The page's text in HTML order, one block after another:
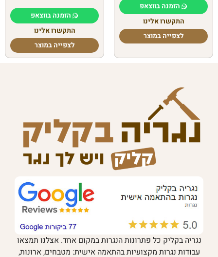
הזמנה בווצאפ
התקשרו אלינו
לצפייה במוצר
הזמנה בווצאפ
התקשרו אלינו
לצפייה במוצר
נגריה בקליק כל פתרונות הנגרות במקום אחד. אצלנו תמצאו
עבודות נגרות מקצועיות בהתאמה אישית: מטבחים, ארונות,